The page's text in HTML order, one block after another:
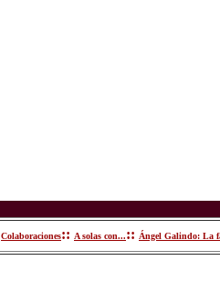
Colaboraciones:: A solas con...:: Ángel Ga­lin­do: La